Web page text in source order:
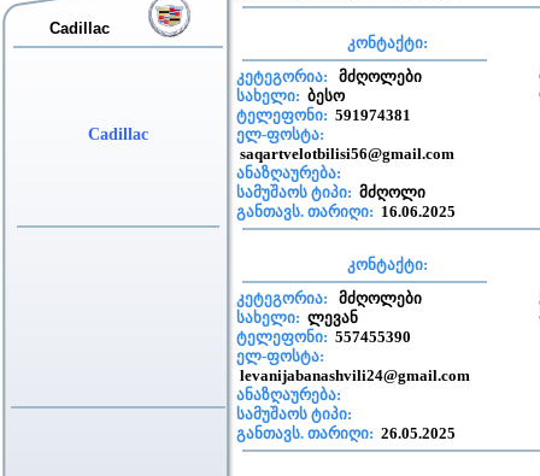
კონტაქტი:
კეტეგორია:
მძღოლები
სახელი: ბესო
ტელეფონი: 591974381
ელ-ფოსტა:
saqartvelotbilisi56@gmail.com
ანაზღაურება:
სამუშაოს ტიპი: მძღოლი
განთავს. თარიღი: 16.06.2025
კონტაქტი:
კეტეგორია:
მძღოლები
სახელი: ლევან
ტელეფონი: 557455390
ელ-ფოსტა:
levanijabanashvili24@gmail.com
ანაზღაურება:
სამუშაოს ტიპი:
განთავს. თარიღი: 26.05.2025
Cadillac
Cadillac